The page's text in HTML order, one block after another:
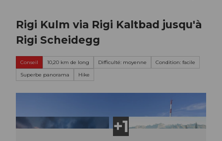
Rigi Kulm via Rigi Kaltbad jusqu'à
Rigi Scheidegg
Conseil 10,20 km de long Difficulté: moyenne
Condition: facile
Superbe panorama
Hike